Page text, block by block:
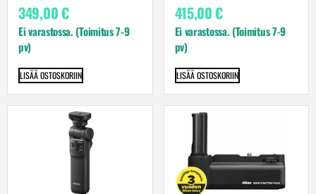
349,00€
Ei varastossa. (Toimitus 7-9
pv)
LISÄÄ OSTOSKORIIN
415,00€
Ei varastossa. (Toimitus 7-9
pv)
LISÄÄ OSTOSKORIIN